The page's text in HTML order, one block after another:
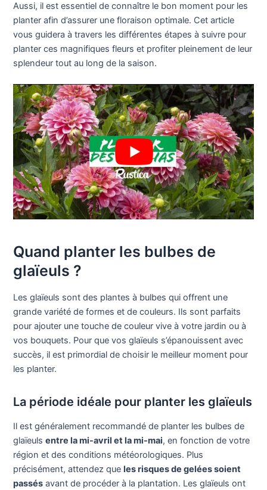
Aussi, il est essentiel de connaître le bon moment pour les
planter afin d’assurer une floraison optimale. Cet article
vous guidera à travers les différentes étapes à suivre pour
planter ces magnifiques fleurs et profiter pleinement de leur
splendeur tout au long de la saison.
Quand planter les bulbes de
glaïeuls ?
Les glaïeuls sont des plantes à bulbes qui offrent une
grande variété de formes et de couleurs. Ils sont parfaits
pour ajouter une touche de couleur vive à votre jardin ou à
vos bouquets. Pour que vos glaïeuls s’épanouissent avec
succès, il est primordial de choisir le meilleur moment pour
les planter.
La période idéale pour planter les glaïeuls
Il est généralement recommandé de planter les bulbes de
glaïeulsentre la mi-avril et la mi-mai, en fonction de votre
région et des conditions météorologiques. Plus
précisément, attendez queles risques de gelées soient
passés avant de procéder à la plantation. Les glaïeuls ont